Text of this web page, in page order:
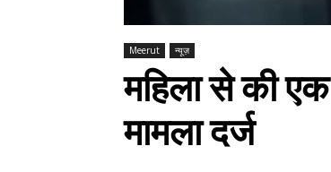
Meerut न्यूज़
महिला से की
मामला दर्ज